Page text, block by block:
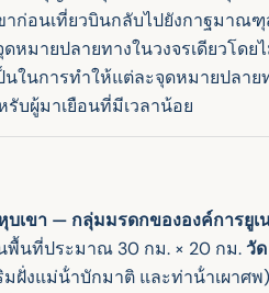
าก่อนเที่ยวบินกลับไปยังกาฐมา
มายปลายทางในวงจรเดียวโดย
นในการทําให้แต่ละจุดหมายปลาย
รับผู้มาเยือนที่มีเวลาน้อย
เขา — กลุ่มมรดกขององค์การยูเ
พื้นที่ประมาณ 30 กม. × 20 กม.วั
มฝั่งแม่น้ําบักมาติ และท่าน้ําเผาศพ)